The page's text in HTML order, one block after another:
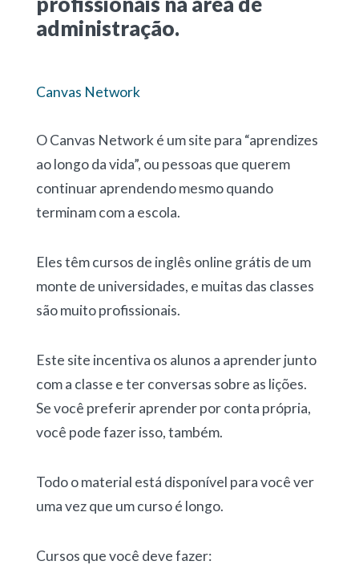
administração.
Canvas Network
O Canvas Network é um site para “aprendizes
ao longo da vida”, ou pessoas que querem
continuar aprendendo mesmo quando
terminam com a escola.
Eles têm cursos de inglês online grátis de um
monte de universidades, e muitas das classes
são muito profissionais.
Este site incentiva os alunos a aprender junto
com a classe e ter conversas sobre as lições.
Se você preferir aprender por conta própria,
você pode fazer isso, também.
Todo o material está disponível para você ver
uma vez que um curso é longo.
Cursos que você deve fazer: